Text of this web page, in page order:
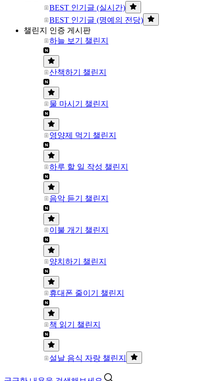
BEST 인기글 (실시간)
BEST 인기글 (명예의 전당)
챌린지 인증 게시판
하늘 보기 챌린지
산책하기 챌린지
물 마시기 챌린지
영양제 먹기 챌린지
하루 할 일 작성 챌린지
음악 듣기 챌린지
이불 개기 챌린지
양치하기 챌린지
휴대폰 줄이기 챌린지
책 읽기 챌린지
설날 음식 자랑 챌린지